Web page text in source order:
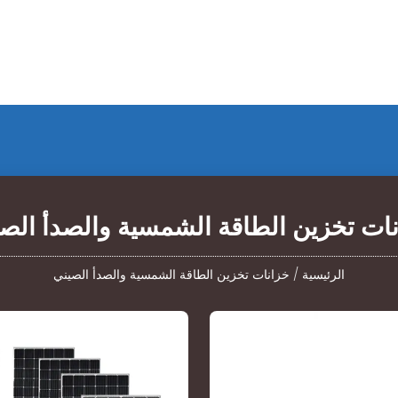
تخزين الطاقة الشمسية والصدأ
الرئيسية / خزانات تخزين الطاقة الشمسية والصدأ الصيني